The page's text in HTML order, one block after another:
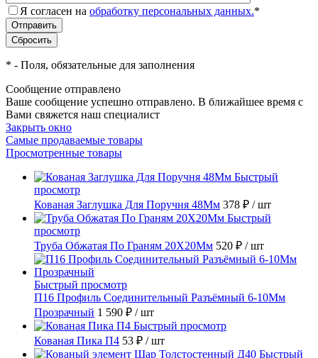
Я согласен на обработку персональных данных.*
* - Поля, обязательные для заполнения
Сообщение отправлено
Ваше сообщение успешно отправлено. В ближайшее время с
Вами свяжется наш специалист
Закрыть окно
Самые продаваемые товары
Просмотренные товары
Быстрый
просмотр
Кованая Заглушка Для Поручня 48Мм 378 ₽ / шт
Быстрый
просмотр
Труба Обжатая По Граням 20X20Мм 520 ₽ / шт
Быстрый просмотр
П16 Профиль Соединительный Разъёмный 6-10Мм
Прозрачный 1 590 ₽ / шт
Быстрый просмотр
Кованая Пика П4 53 ₽ / шт
Быстрый